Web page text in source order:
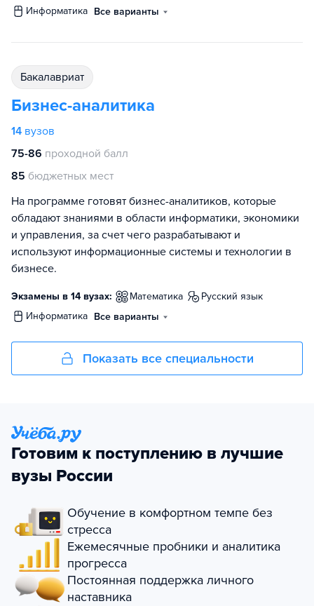
информатика Все варианты
бакалавриат
Бизнес-аналитика
14 вузов
75-86 проходной балл
85 бюджетных мест
На программе готовят бизнес-аналитиков, которые
обладают знаниями в области информатики, экономики
и управления, за счет чего разрабатывают и
используют информационные системы и технологии в
бизнесе.
Экзамены в 14 вузах: математика
русский язык
информатика Все варианты
Показать все специальности
Готовим к поступлению в лучшие
вузы России
Обучение в комфортном темпе без
стресса
Ежемесячные пробники и аналитика
прогресса
Постоянная поддержка личного
наставника